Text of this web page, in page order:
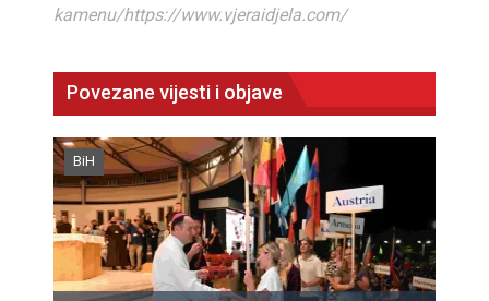
kamenu/https://www.vjeraidjela.com/
Povezane vijesti i objave
BiH